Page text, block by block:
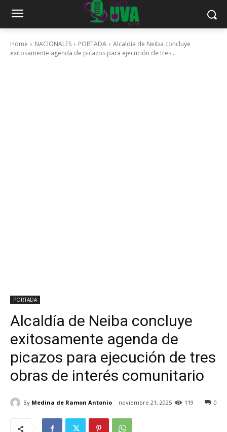
Home NACIONALES PORTADA
Alcaldía de Neiba concluye
exitosamente agenda de picazos para ejecución de tres...
PORTADA
Alcaldía de Neiba concluye
exitosamente agenda de
picazos para ejecución de tres
obras de interés comunitario
By Medina de Ramon Antonio noviembre 21, 2025 0
119